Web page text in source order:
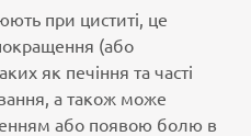
при циститі, це
(або
як печіння та часті
а також може
або появою болю в